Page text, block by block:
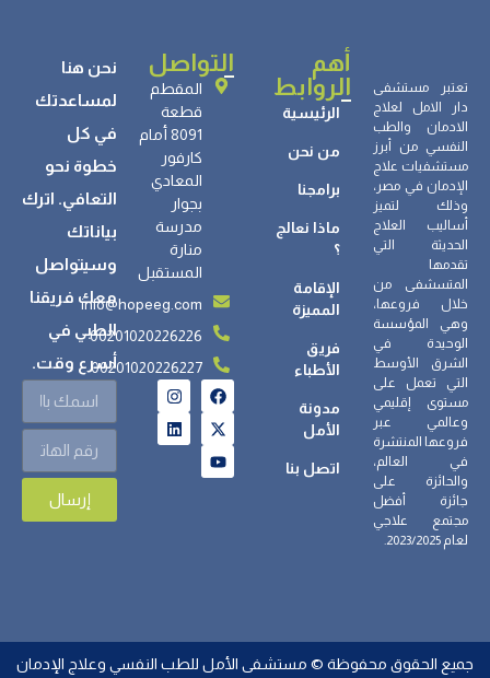
تعتبر مستشفى
دار الامل لعلاج
الادمان والطب
النفسي من أبرز
مستشفيات علاج
الإدمان في مصر،
وذلك لتميز
أساليب العلاج
الحديثة التي
تقدمها
المتسشفى من
خلال فروعها،
وهي المؤسسة
الوحيدة في
الشرق الأوسط
التي تعمل على
مستوى إقليمي
وعالمي عبر
فروعها المنتشرة
في العالم،
والحائزة على
جائزة أفضل
مجتمع علاجي
لعام 2023/2025.
أهم
الروابط
الرئيسية
من نحن
برامجنا
ماذا نعالج
؟
الإقامة
المميزة
فريق
الأطباء
مدونة
الأمل
اتصل بنا
التواصل
المقطم
قطعة
8091 أمام
كارفور
المعادي
بجوار
مدرسة
منارة
المستقبل
info@hopeeg.com
00201020226226
00201020226227
نحن هنا
لمساعدتك
في كل
خطوة نحو
التعافي. اترك
بياناتك
وسيتواصل
معك فريقنا
الطبي في
أسرع وقت.
إرسال
جميع الحقوق محفوظة © مستشفى الأمل للطب النفسي وعلاج الإدمان